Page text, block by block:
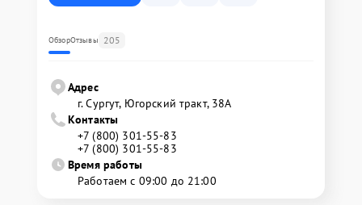
ОбзорОтзывы 205
Адрес
г. Сургут, Югорский тракт, 38А
Контакты
+7 (800) 301-55-83
+7 (800) 301-55-83
Время работы
Работаем с 09:00 до 21:00